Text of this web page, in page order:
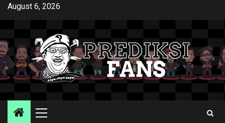
SkipAugust 6, 2026
Primary